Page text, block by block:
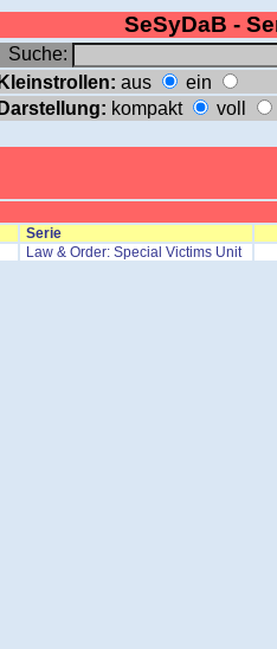
SeSyDaB -
Suche:
Kleinstrollen: aus ein
Darstellung: kompakt voll
Serie
Law & Order: Special Victims Unit